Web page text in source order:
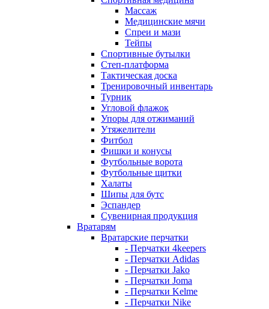
Массаж
Медицинские мячи
Спреи и мази
Тейпы
Спортивные бутылки
Степ-платформа
Тактическая доска
Тренировочный инвентарь
Турник
Угловой флажок
Упоры для отжиманий
Утяжелители
Фитбол
Фишки и конусы
Футбольные ворота
Футбольные щитки
Халаты
Шипы для бутс
Эспандер
Сувенирная продукция
Вратарям
Вратарские перчатки
- Перчатки 4keepers
- Перчатки Adidas
- Перчатки Jako
- Перчатки Joma
- Перчатки Kelme
- Перчатки Nike